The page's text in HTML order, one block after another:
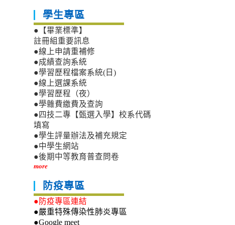
學生專區
●【畢業標準】
註冊組重要訊息
●線上申請重補修
●成績查詢系統
●學習歷程檔案系統(日)
●線上選課系統
●學習歷程（夜）
●學雜費繳費及查詢
●四技二專【甄選入學】校系代碼
填寫
●學生評量辦法及補充規定
●中學生網站
●後期中等教育普查問卷
more
防疫專區
●防疫專區連結
●嚴重特殊傳染性肺炎專區
●Google meet